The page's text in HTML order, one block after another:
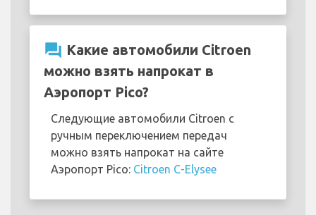
question_answer Какие автомобили Citroen
можно взять напрокат в
Аэропорт Pico?
Следующие автомобили Citroen с
ручным переключением передач
можно взять напрокат на сайте
Аэропорт Pico: Citroen C-Elysee